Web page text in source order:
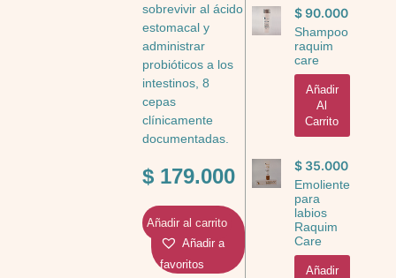
sobrevivir al ácido
estomacal y
administrar
probióticos a los
intestinos, 8
cepas
clínicamente
documentadas.
$179.000
Añadir al carrito
Añadir a
favoritos
$90.000
Shampoo
raquim
care
Añadir
Al
Carrito
$35.000
Emoliente
para
labios
Raquim
Care
Añadir